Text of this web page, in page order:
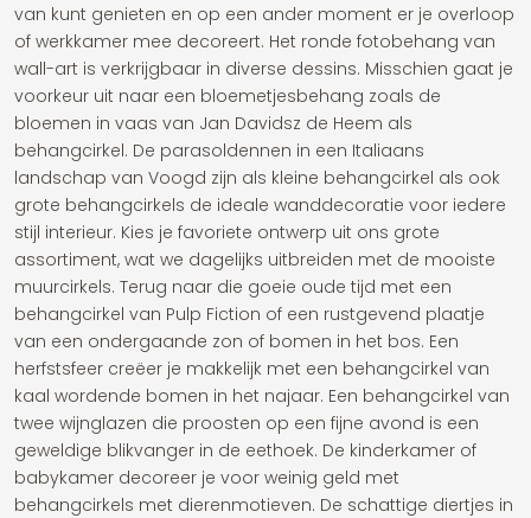
van kunt genieten en op een ander moment er je overloop
of werkkamer mee decoreert. Het ronde fotobehang van
wall-art is verkrijgbaar in diverse dessins. Misschien gaat je
voorkeur uit naar een bloemetjesbehang zoals de
bloemen in vaas van Jan Davidsz de Heem als
behangcirkel. De parasoldennen in een Italiaans
landschap van Voogd zijn als kleine behangcirkel als ook
grote behangcirkels de ideale wanddecoratie voor iedere
stijl interieur. Kies je favoriete ontwerp uit ons grote
assortiment, wat we dagelijks uitbreiden met de mooiste
muurcirkels. Terug naar die goeie oude tijd met een
behangcirkel van Pulp Fiction of een rustgevend plaatje
van een ondergaande zon of bomen in het bos. Een
herfstsfeer creëer je makkelijk met een behangcirkel van
kaal wordende bomen in het najaar. Een behangcirkel van
twee wijnglazen die proosten op een fijne avond is een
geweldige blikvanger in de eethoek. De kinderkamer of
babykamer decoreer je voor weinig geld met
behangcirkels met dierenmotieven. De schattige diertjes in